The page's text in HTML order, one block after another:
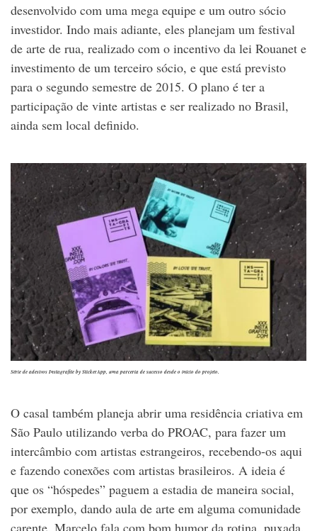
desenvolvido com uma mega equipe e um outro sócio
investidor. Indo mais adiante, eles planejam um festival
de arte de rua, realizado com o incentivo da lei Rouanet e
investimento de um terceiro sócio, e que está previsto
para o segundo semestre de 2015. O plano é ter a
participação de vinte artistas e ser realizado no Brasil,
ainda sem local definido.
Série de adesivos Instagrafite by StickerApp, uma parceria de sucesso desde o início do projeto.
O casal também planeja abrir uma residência criativa em
São Paulo utilizando verba do PROAC, para fazer um
intercâmbio com artistas estrangeiros, recebendo-os aqui
e fazendo conexões com artistas brasileiros. A ideia é
que os “hóspedes” paguem a estadia de maneira social,
por exemplo, dando aula de arte em alguma comunidade
carente. Marcelo fala com bom humor da rotina, puxada,